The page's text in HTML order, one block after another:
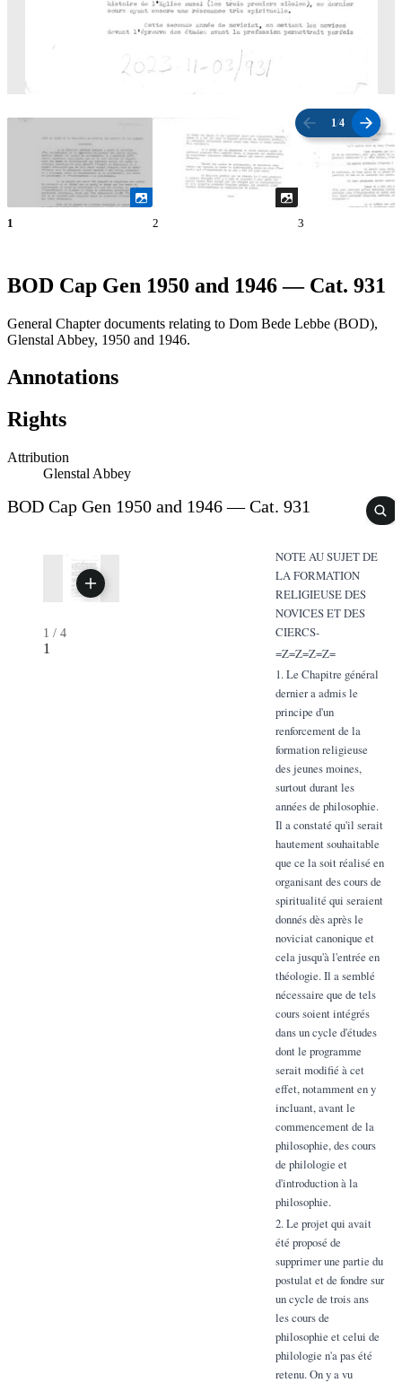
1 /4
1 2 3
BOD Cap Gen 1950 and 1946 — Cat. 931
General Chapter documents relating to Dom Bede Lebbe (BOD),
Glenstal Abbey, 1950 and 1946.
Annotations
Rights
Attribution
Glenstal Abbey
BOD Cap Gen 1950 and 1946 — Cat. 931
1 / 4
1
NOTE AU SUJET DE
LA FORMATION
RELIGIEUSE DES
NOVICES ET DES
CIERCS-
=Z=Z=Z=Z=
1. Le Chapitre général
dernier a admis le
principe d'un
renforcement de la
formation religieuse
des jeunes moines,
surtout durant les
années de philosophie.
Il a constaté qu'il serait
hautement souhaitable
que ce la soit réalisé en
organisant des cours de
spiritualité qui seraient
donnés dès après le
noviciat canonique et
cela jusqu'à l'entrée en
théologie. Il a semblé
nécessaire que de tels
cours soient intégrés
dans un cycle d'études
dont le programme
serait modifié à cet
effet, notamment en y
incluant, avant le
commencement de la
philosophie, des cours
de philologie et
d'introduction à la
philosophie.
2. Le projet qui avait
été proposé de
supprimer une partie du
postulat et de fondre sur
un cycle de trois ans
les cours de
philosophie et celui de
philologie n'a pas été
retenu. On y a vu